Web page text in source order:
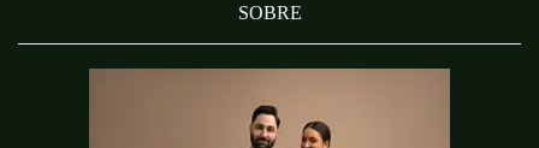
SOBRE